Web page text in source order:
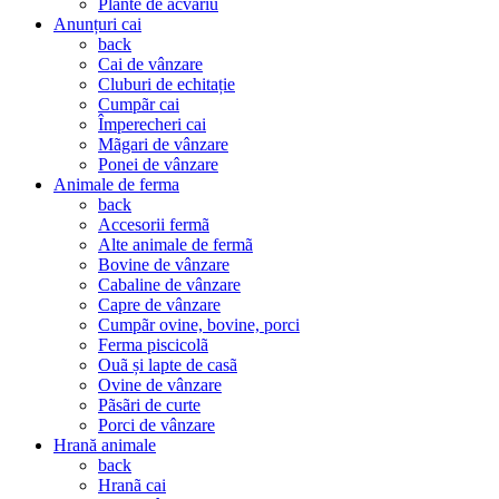
Plante de acvariu
Anunțuri cai
back
Cai de vânzare
Cluburi de echitație
Cumpãr cai
Împerecheri cai
Mãgari de vânzare
Ponei de vânzare
Animale de ferma
back
Accesorii fermã
Alte animale de fermã
Bovine de vânzare
Cabaline de vânzare
Capre de vânzare
Cumpãr ovine, bovine, porci
Ferma piscicolã
Ouã și lapte de casã
Ovine de vânzare
Pãsãri de curte
Porci de vânzare
Hrană animale
back
Hranã cai